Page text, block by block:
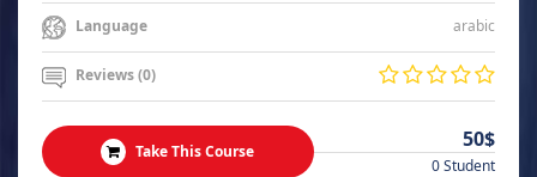
Language arabic
Reviews (0)
Take This Course 50$
0 Student